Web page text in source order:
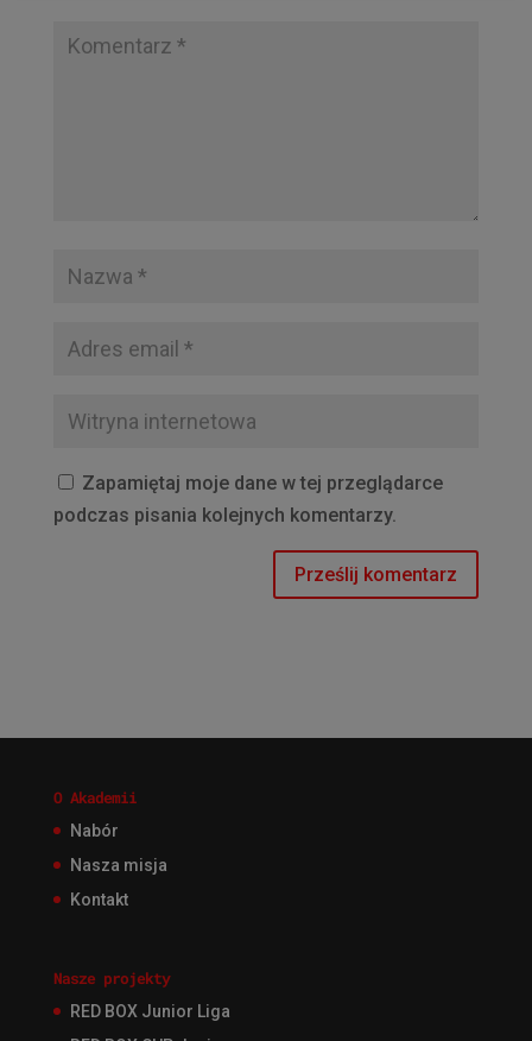
Zapamiętaj moje dane w tej przeglądarce
podczas pisania kolejnych komentarzy.
O Akademii
Nabór
Nasza misja
Kontakt
Nasze projekty
RED BOX Junior Liga